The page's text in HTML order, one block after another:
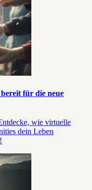
für die neue
wie virtuelle
dein Leben